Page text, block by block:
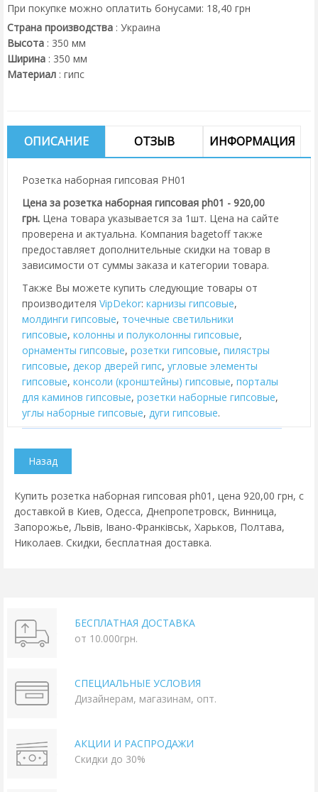
При покупке можно оплатить бонусами: 18,40 грн
Страна производства : Украина
Высота : 350 мм
Ширина : 350 мм
Материал : гипс
ОПИСАНИЕ ОТЗЫВ ИНФОРМАЦИЯ
Розетка наборная гипсовая PH01
Цена за розетка наборная гипсовая ph01 - 920,00
грн. Цена товара указывается за 1шт. Цена на сайте
проверена и актуальна. Компания bagetoff также
предоставляет дополнительные скидки на товар в
зависимости от суммы заказа и категории товара.
Также Вы можете купить следующие товары от
производителя VipDekor: карнизы гипсовые,
молдинги гипсовые, точечные светильники
гипсовые, колонны и полуколонны гипсовые,
орнаменты гипсовые, розетки гипсовые, пилястры
гипсовые, декор дверей гипс, угловые элементы
гипсовые, консоли (кронштейны) гипсовые, порталы
для каминов гипсовые, розетки наборные гипсовые,
углы наборные гипсовые, дуги гипсовые.
Купить розетка наборная гипсовая ph01, цена 920,00 грн, с
доставкой в Киев, Одесса, Днепропетровск, Винница,
Запорожье, Львів, Івано-Франківськ, Харьков, Полтава,
Николаев. Скидки, бесплатная доставка.
БЕСПЛАТНАЯ ДОСТАВКА
от 10.000грн.
СПЕЦИАЛЬНЫЕ УСЛОВИЯ
Дизайнерам, магазинам, опт.
АКЦИИ И РАСПРОДАЖИ
Скидки до 30%